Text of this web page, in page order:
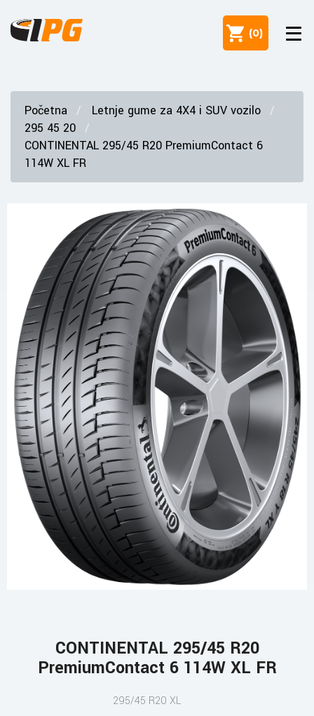
(0)
Početna
Letnje gume za 4X4 i SUV vozilo
295 45 20
CONTINENTAL 295/45 R20 PremiumContact 6
114W XL FR
CONTINENTAL 295/45 R20
PremiumContact 6 114W XL FR
295/45 R20 XL